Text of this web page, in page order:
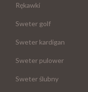
Rękawki
Sweter golf
Sweter kardigan
Sweter pulower
Sweter ślubny